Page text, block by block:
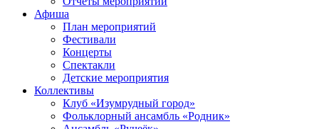
Афиша
План мероприятий
Фестивали
Концерты
Спектакли
Детские мероприятия
Коллективы
Клуб «Изумрудный город»
Фольклорный ансамбль «Родник»